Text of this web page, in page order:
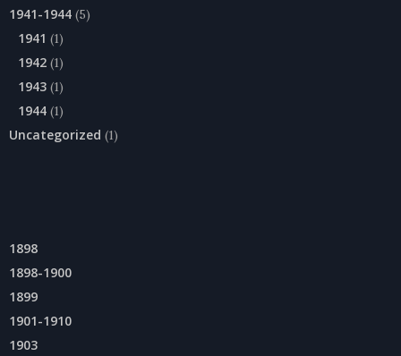
1941-1944 (5)
1941 (1)
1942 (1)
1943 (1)
1944 (1)
Uncategorized (1)
1898
1898-1900
1899
1901-1910
1903